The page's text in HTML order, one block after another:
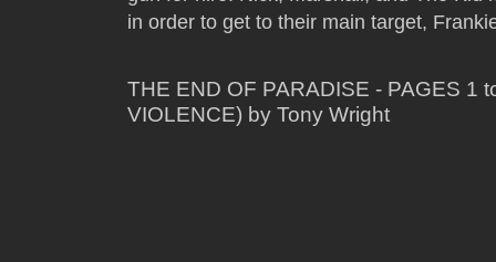
in order to get to their main target,
THE END OF PARADISE - PAGES 1
VIOLENCE) by Tony Wright